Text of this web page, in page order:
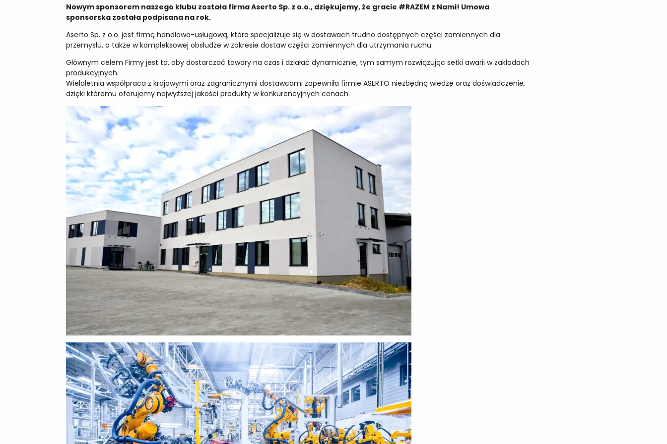
Nowym sponsorem naszego klubu została firma Aserto Sp. z o.o., dziękujemy, że gracie #RAZEM z Nami! Umowa
sponsorska została podpisana na rok.
Aserto Sp. z o.o. jest firmą handlowo-usługową, która specjalizuje się w dostawach trudno dostępnych części zamiennych dla
przemysłu, a także w kompleksowej obsłudze w zakresie dostaw części zamiennych dla utrzymania ruchu.
Głównym celem Firmy jest to, aby dostarczać towary na czas i działać dynamicznie, tym samym rozwiązując setki awarii w zakładach
produkcyjnych.
Wieloletnia współpraca z krajowymi oraz zagranicznymi dostawcami zapewniła firmie ASERTO niezbędną wiedzę oraz doświadczenie,
dzięki któremu oferujemy najwyższej jakości produkty w konkurencyjnych cenach.